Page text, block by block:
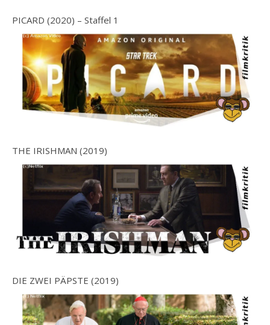
PICARD (2020) – Staffel 1
THE IRISHMAN (2019)
DIE ZWEI PÄPSTE (2019)